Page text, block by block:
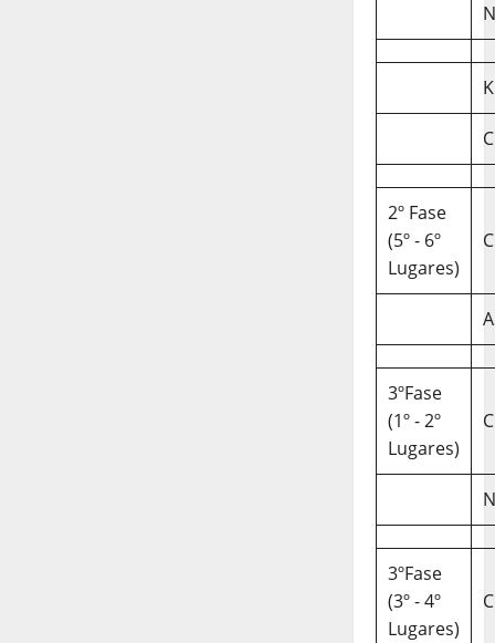
2º Fase
(5º - 6º
Lugares)
3ºFase
(1º - 2º
Lugares)
3ºFase
(3º - 4º
Lugares)